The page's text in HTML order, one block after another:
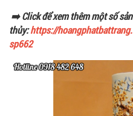
➡️ Click để xem thêm một số
thủy:https://
sp662